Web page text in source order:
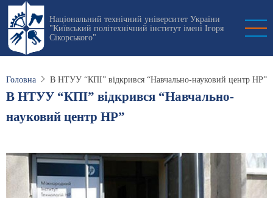
Перейти
основного
вмісту
Національний технічний університет України
"Київський політехнічний інститут імені Ігоря
Сікорського"
Головна В НТУУ “КПІ” відкрився “Навчально-науковий центр НР”
В НТУУ “КПІ” відкрився “Навчально-
науковий центр НР”